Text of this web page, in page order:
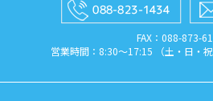
FAX：088​-873​-
営業時間：8:30〜17:15 （土・日・